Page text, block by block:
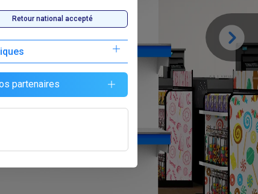
Retour national accepté
partenaires